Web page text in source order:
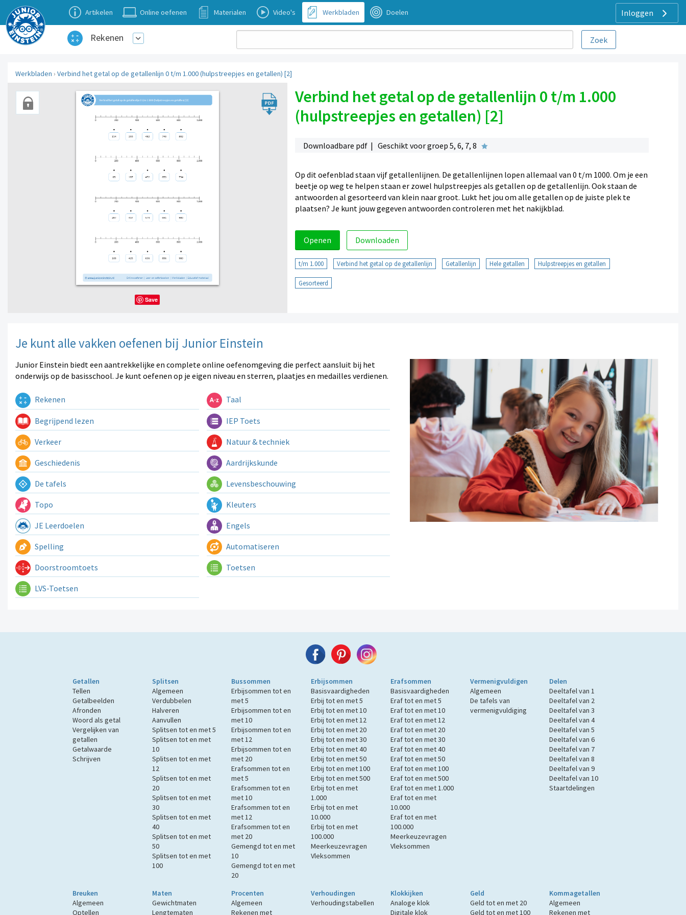
Inloggen
Artikelen Online oefenen Materialen Video's Werkbladen Doelen
Rekenen
Werkbladen › Verbind het getal op de getallenlijn 0 t/m 1.000 (hulpstreepjes en getallen) [2]
Verbind het getal op de getallenlijn 0 t/m 1.000
(hulpstreepjes en getallen) [2]
Downloadbare pdf | Geschikt voor groep 5, 6, 7, 8
Op dit oefenblad staan vijf getallenlijnen. De getallenlijnen lopen allemaal van 0 t/m 1000. Om je een
beetje op weg te helpen staan er zowel hulpstreepjes als getallen op de getallenlijn. Ook staan de
antwoorden al gesorteerd van klein naar groot. Lukt het jou om alle getallen op de juiste plek te
plaatsen? Je kunt jouw gegeven antwoorden controleren met het nakijkblad.
Openen Downloaden
t/m 1.000 Verbind het getal op de getallenlijn Getallenlijn Hele getallen Hulpstreepjes en getallen
Gesorteerd
Save
Je kunt alle vakken oefenen bij Junior Einstein
Junior Einstein biedt een aantrekkelijke en complete online oefenomgeving die perfect aansluit bij het
onderwijs op de basisschool. Je kunt oefenen op je eigen niveau en sterren, plaatjes en medailles verdienen.
Rekenen Taal
Begrijpend lezen IEP Toets
Verkeer Natuur & techniek
Geschiedenis Aardrijkskunde
De tafels Levensbeschouwing
Topo Kleuters
JE Leerdoelen Engels
Spelling Automatiseren
Doorstroomtoets Toetsen
LVS-Toetsen
Getallen
Tellen
Getalbeelden
Afronden
Woord als getal
Vergelijken van
getallen
Getalwaarde
Schrijven
Splitsen
Algemeen
Verdubbelen
Halveren
Aanvullen
Splitsen tot en met 5
Splitsen tot en met
10
Splitsen tot en met
12
Splitsen tot en met
20
Splitsen tot en met
30
Splitsen tot en met
40
Splitsen tot en met
50
Splitsen tot en met
100
Bussommen
Erbijsommen tot en
met 5
Erbijsommen tot en
met 10
Erbijsommen tot en
met 12
Erbijsommen tot en
met 20
Erafsommen tot en
met 5
Erafsommen tot en
met 10
Erafsommen tot en
met 12
Erafsommen tot en
met 20
Gemengd tot en met
10
Gemengd tot en met
20
Erbijsommen
Basisvaardigheden
Erbij tot en met 5
Erbij tot en met 10
Erbij tot en met 12
Erbij tot en met 20
Erbij tot en met 30
Erbij tot en met 40
Erbij tot en met 50
Erbij tot en met 100
Erbij tot en met 500
Erbij tot en met
1.000
Erbij tot en met
10.000
Erbij tot en met
100.000
Meerkeuzevragen
Vleksommen
Erafsommen
Basisvaardigheden
Eraf tot en met 5
Eraf tot en met 10
Eraf tot en met 12
Eraf tot en met 20
Eraf tot en met 30
Eraf tot en met 40
Eraf tot en met 50
Eraf tot en met 100
Eraf tot en met 500
Eraf tot en met 1.000
Eraf tot en met
10.000
Eraf tot en met
100.000
Meerkeuzevragen
Vleksommen
Vermenigvuldigen
Algemeen
De tafels van
vermenigvuldiging
Delen
Deeltafel van 1
Deeltafel van 2
Deeltafel van 3
Deeltafel van 4
Deeltafel van 5
Deeltafel van 6
Deeltafel van 7
Deeltafel van 8
Deeltafel van 9
Deeltafel van 10
Staartdelingen
Breuken
Algemeen
Optellen
Maten
Gewichtmaten
Lengtematen
Procenten
Algemeen
Rekenen met
Verhoudingen
Verhoudingstabellen
Klokkijken
Analoge klok
Digitale klok
Geld
Geld tot en met 20
Geld tot en met 100
Kommagetallen
Algemeen
Rekenen met